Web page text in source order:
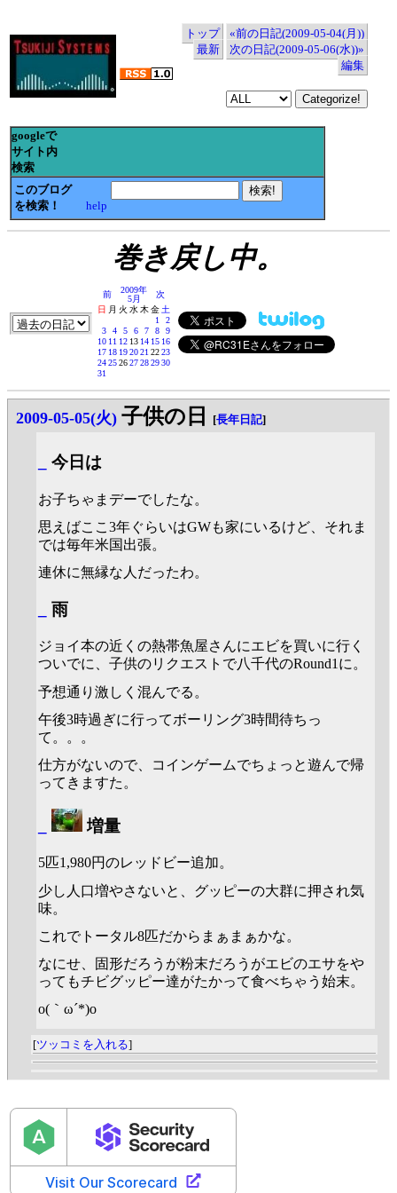
トップ
«前の日記(2009-05-04(月))
最新
次の日記(2009-05-06(水))»
編集
googleで
サイト内
検索
このブログ
を検索！
help
巻き戻し中。
前
2009年
5月
次
日 月 火 水木金土
1
2
3
4 5 6 7 8
9
10 11 12 13 14 15 16
17 18 1920212223
24252627282930
31
2009-05-05(火) 子供の日 [長年日記]
今日は
お子ちゃまデーでしたな。
思えばここ3年ぐらいはGWも家にいるけど、それま
では毎年米国出張。
連休に無縁な人だったわ。
雨
ジョイ本の近くの熱帯魚屋さんにエビを買いに行く
ついでに、子供のリクエストで八千代のRound1に。
予想通り激しく混んでる。
午後3時過ぎに行ってボーリング3時間待ちっ
て。。。
仕方がないので、コインゲームでちょっと遊んで帰
ってきますた。
増量
5匹1,980円のレッドビー追加。
少し人口増やさないと、グッピーの大群に押され気
味。
これでトータル8匹だからまぁまぁかな。
なにせ、固形だろうが粉末だろうがエビのエサをや
ってもチビグッピー達がたかって食べちゃう始末。
o(｀ω´*)o
[ツッコミを入れる]